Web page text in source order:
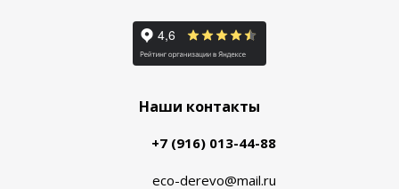
Наши контакты
+7 (916) 013-44-88
eco-derevo@mail.ru